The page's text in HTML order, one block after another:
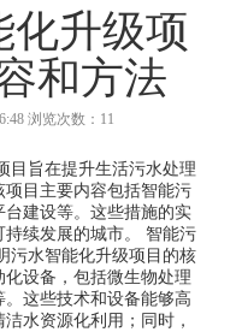
化升级项
和方法
浏览次数：11
目旨在提升生活污水处理
目主要内容包括智能污
建设等。这些措施的实
续发展的城市。 智能污
污水智能化升级项目的核
设备，包括微生物处理
这些技术和设备能够高
水资源化利用；同时，